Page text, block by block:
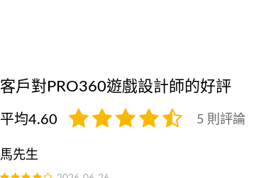
客戶對PRO360遊戲設計師的好評
平均4.60 5 則評論
馬先生